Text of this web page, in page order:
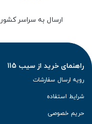
ارسال به سراسر کشور
راهنمای خرید از سیب 115
رویه ارسال سفارشات
شرایط استفاده
حریم خصوصی